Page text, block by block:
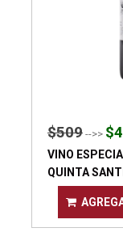
$509 -->>
VINO
QUINTA